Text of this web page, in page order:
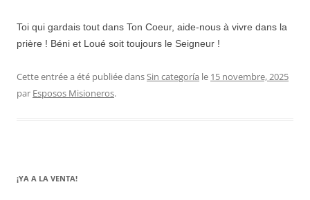
Toi qui gardais tout dans Ton Coeur, aide-nous à vivre dans la
prière ! Béni et Loué soit toujours le Seigneur !
Cette entrée a été publiée dansSin categoría le 15 novembre, 2025
par Esposos Misioneros.
¡YA A LA VENTA!